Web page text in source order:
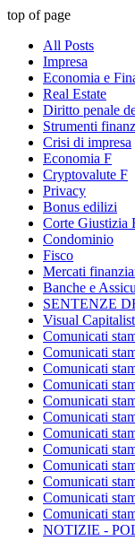
top of page
All Posts
Impresa
Economia e
Real Estate
Diritto penale
Strumenti
Crisi di impresa
Economia F
Cryptovalute F
Privacy
Bonus edilizi
Corte Giustizia
Condominio
Fisco
Mercati
Banche e
SENTENZE
Visual Capitalist
Comunicati
Comunicati
Comunicati
Comunicati
Comunicati
Comunicati
Comunicati
Comunicati
Comunicati
Comunicati
Comunicati
Comunicati
NOTIZIE -